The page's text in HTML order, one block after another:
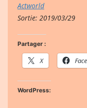
Actworld
Sortie: 2019/03/29
Partager :
X
WordPress: